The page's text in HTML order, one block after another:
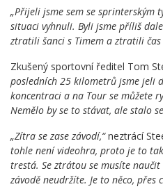
„Přijeli jsme sem se sprinterským
situaci vyhnuli. Byli jsme příliš
ztratili šanci s Timem a ztratili čas
Zkušený sportovní ředitel Tom
posledních 25 kilometrů jsme jeli
koncentraci a na Tour se můžete
Nemělo by se to stávat, ale stalo
„Zítra se zase závodí,“neztrácí
tohle není videohra, proto je to
trestá. Se ztrátou se musíte
závodě neudržíte. Je to něco, přes